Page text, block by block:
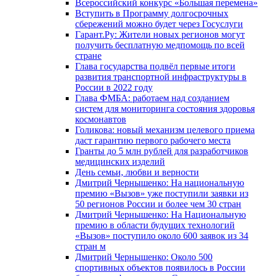
Всероссийский конкурс «Большая перемена»
Вступить в Программу долгосрочных
сбережений можно будет через Госуслуги
Гарант.Ру: Жители новых регионов могут
получить бесплатную медпомощь по всей
стране
Глава государства подвёл первые итоги
развития транспортной инфраструктуры в
России в 2022 году
Глава ФМБА: работаем над созданием
систем для мониторинга состояния здоровья
космонавтов
Голикова: новый механизм целевого приема
даст гарантию первого рабочего места
Гранты до 5 млн рублей для разработчиков
медицинских изделий
День семьи, любви и верности
Дмитрий Чернышенко: На национальную
премию «Вызов» уже поступили заявки из
50 регионов России и более чем 30 стран
Дмитрий Чернышенко: На Национальную
премию в области будущих технологий
«Вызов» поступило около 600 заявок из 34
стран м
Дмитрий Чернышенко: Около 500
спортивных объектов появилось в России